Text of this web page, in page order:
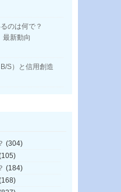
のは何で？
新動向
S）と信用創造
(304)
(184)